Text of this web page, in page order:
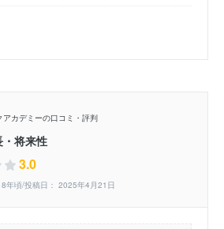
アカデミーの口コミ・評判
将来性
3.0
年頃/投稿日： 2025年4月21日